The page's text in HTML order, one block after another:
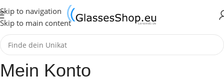
Skip to navigation
Skip to main content
Mein Konto